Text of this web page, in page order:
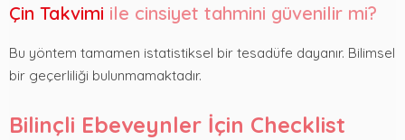
Çin Takvimi ile cinsiyet tahmini güvenilir mi?
Bu yöntem tamamen istatistiksel bir tesadüfe dayanır. Bilimsel
bir geçerliliği bulunmamaktadır.
Bilinçli Ebeveynler İçin Checklist